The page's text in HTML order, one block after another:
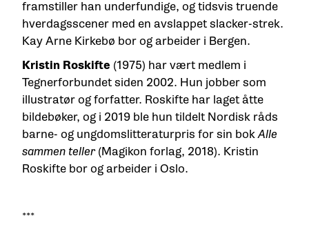
framstiller han underfundige, og tidsvis truende
hverdagsscener med en avslappet slacker-strek.
Kay Arne Kirkebø bor og arbeider i Bergen.
Kristin Roskifte (1975) har vært medlem i
Tegnerforbundet siden 2002. Hun jobber som
illustratør og forfatter. Roskifte har laget åtte
bildebøker, og i 2019 ble hun tildelt Nordisk råds
barne- og ungdomslitteraturpris for sin bokAlle
sammen teller(Magikon forlag, 2018). Kristin
Roskifte bor og arbeider i Oslo.
***